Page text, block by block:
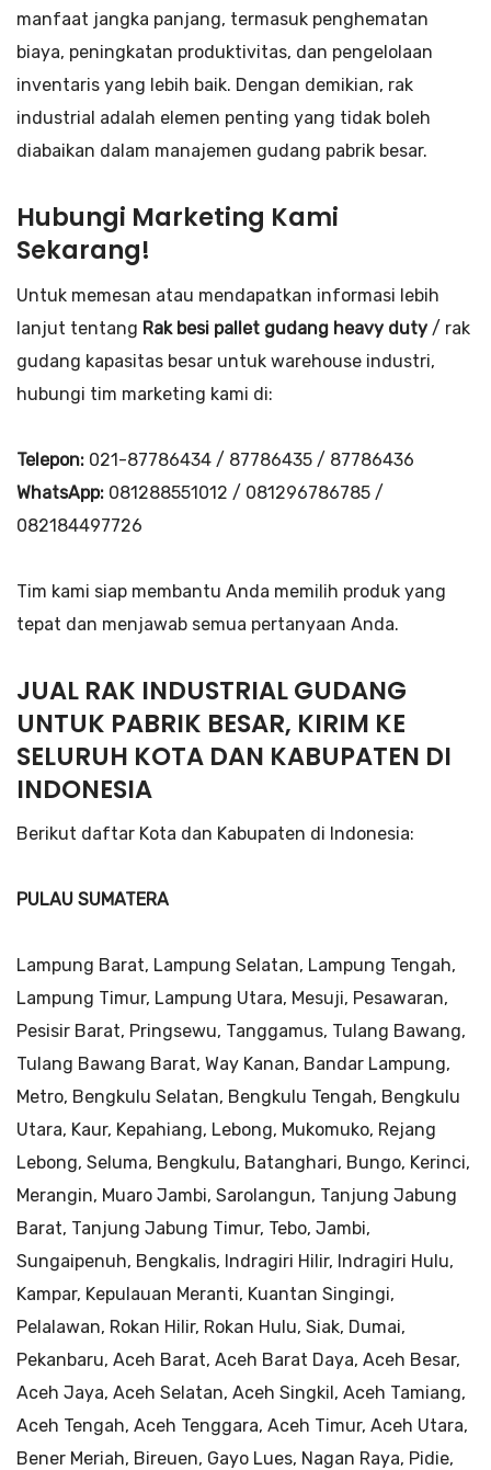
manfaat jangka panjang, termasuk penghematan
biaya, peningkatan produktivitas, dan pengelolaan
inventaris yang lebih baik. Dengan demikian, rak
industrial adalah elemen penting yang tidak boleh
diabaikan dalam manajemen gudang pabrik besar.
Hubungi Marketing Kami
Sekarang!
Untuk memesan atau mendapatkan informasi lebih
lanjut tentang Rak besi pallet gudang heavy duty / rak
gudang kapasitas besar untuk warehouse industri,
hubungi tim marketing kami di:
Telepon: 021-87786434 / 87786435 / 87786436
WhatsApp: 081288551012 / 081296786785 /
082184497726
Tim kami siap membantu Anda memilih produk yang
tepat dan menjawab semua pertanyaan Anda.
JUAL RAK INDUSTRIAL GUDANG
UNTUK PABRIK BESAR, KIRIM KE
SELURUH KOTA DAN KABUPATEN DI
INDONESIA
Berikut daftar Kota dan Kabupaten di Indonesia:
PULAU SUMATERA
Lampung Barat, Lampung Selatan, Lampung Tengah,
Lampung Timur, Lampung Utara, Mesuji, Pesawaran,
Pesisir Barat, Pringsewu, Tanggamus, Tulang Bawang,
Tulang Bawang Barat, Way Kanan, Bandar Lampung,
Metro, Bengkulu Selatan, Bengkulu Tengah, Bengkulu
Utara, Kaur, Kepahiang, Lebong, Mukomuko, Rejang
Lebong, Seluma, Bengkulu, Batanghari, Bungo, Kerinci,
Merangin, Muaro Jambi, Sarolangun, Tanjung Jabung
Barat, Tanjung Jabung Timur, Tebo, Jambi,
Sungaipenuh, Bengkalis, Indragiri Hilir, Indragiri Hulu,
Kampar, Kepulauan Meranti, Kuantan Singingi,
Pelalawan, Rokan Hilir, Rokan Hulu, Siak, Dumai,
Pekanbaru, Aceh Barat, Aceh Barat Daya, Aceh Besar,
Aceh Jaya, Aceh Selatan, Aceh Singkil, Aceh Tamiang,
Aceh Tengah, Aceh Tenggara, Aceh Timur, Aceh Utara,
Bener Meriah, Bireuen, Gayo Lues, Nagan Raya, Pidie,